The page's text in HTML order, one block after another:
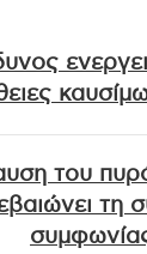
του
τη